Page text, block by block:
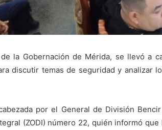
la Gobernación de Mérida, se llevó a
discutir temas de seguridad y analizar
por el General de División
(ZODI) número 22, quién informó